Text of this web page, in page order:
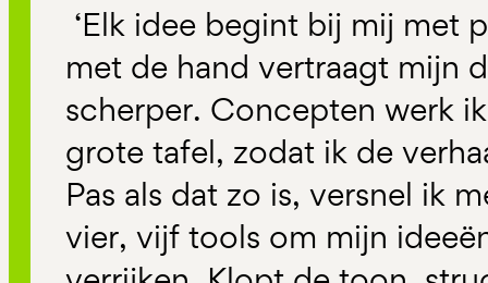
‘Elk idee begint bij mij met
met de hand vertraagt mijn
scherper. Concepten werk
grote tafel, zodat ik de
Pas als dat zo is, versnel ik
vier, vijf tools om mijn